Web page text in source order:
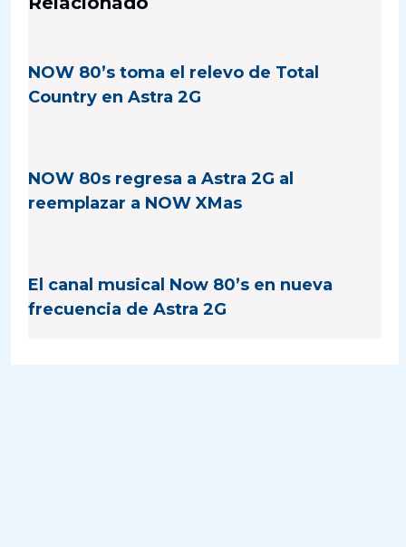
NOW 80’s toma el relevo de Total
Country en Astra 2G
NOW 80s regresa a Astra 2G al
reemplazar a NOW XMas
El canal musical Now 80’s en nueva
frecuencia de Astra 2G